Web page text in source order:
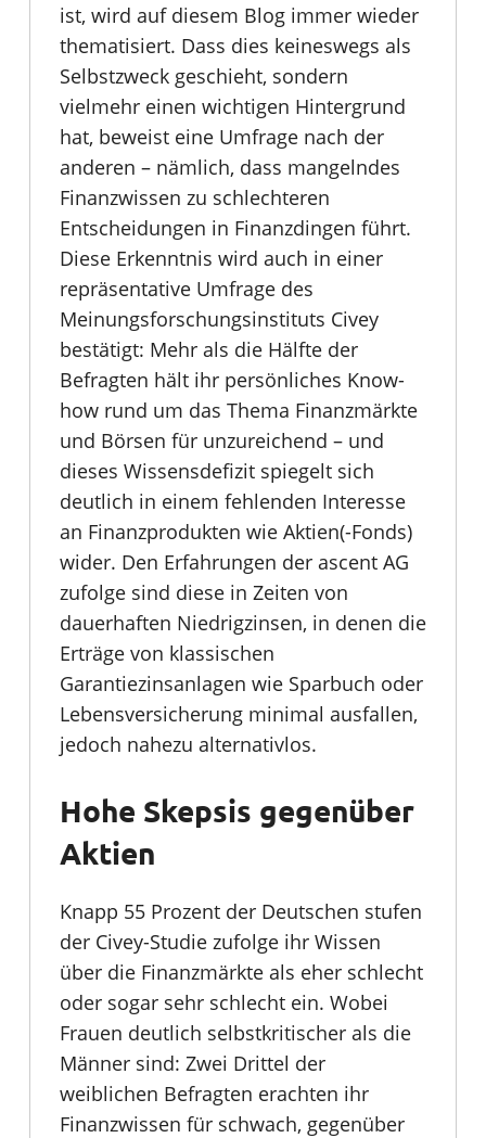
ist, wird auf diesem Blog immer wieder
thematisiert. Dass dies keineswegs als
Selbstzweck geschieht, sondern
vielmehr einen wichtigen Hintergrund
hat, beweist eine Umfrage nach der
anderen – nämlich, dass mangelndes
Finanzwissen zu schlechteren
Entscheidungen in Finanzdingen führt.
Diese Erkenntnis wird auch in einer
repräsentative Umfrage des
Meinungsforschungsinstituts Civey
bestätigt: Mehr als die Hälfte der
Befragten hält ihr persönliches Know-
how rund um das Thema Finanzmärkte
und Börsen für unzureichend – und
dieses Wissensdefizit spiegelt sich
deutlich in einem fehlenden Interesse
an Finanzprodukten wie Aktien(-Fonds)
wider. Den Erfahrungen der ascent AG
zufolge sind diese in Zeiten von
dauerhaften Niedrigzinsen, in denen die
Erträge von klassischen
Garantiezinsanlagen wie Sparbuch oder
Lebensversicherung minimal ausfallen,
jedoch nahezu alternativlos.
Hohe Skepsis gegenüber
Aktien
Knapp 55 Prozent der Deutschen stufen
der Civey-Studie zufolge ihr Wissen
über die Finanzmärkte als eher schlecht
oder sogar sehr schlecht ein. Wobei
Frauen deutlich selbstkritischer als die
Männer sind: Zwei Drittel der
weiblichen Befragten erachten ihr
Finanzwissen für schwach, gegenüber